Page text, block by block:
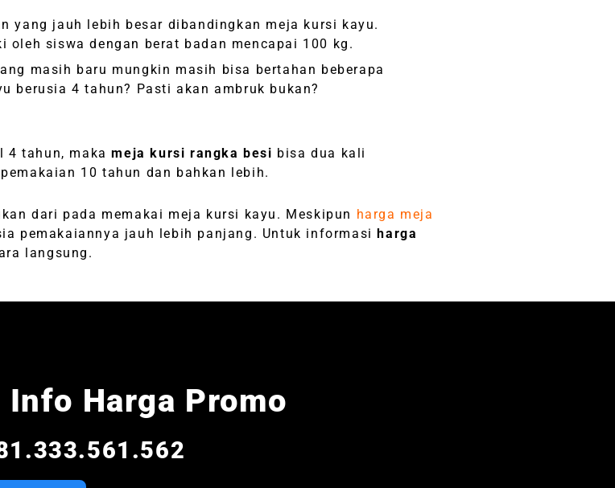
yang jauh lebih besar dibandingkan meja kursi kayu.
siswa dengan berat badan mencapai 100 kg.
masih baru mungkin masih bisa bertahan beberapa
berusia 4 tahun? Pasti akan ambruk bukan?
4 tahun, makameja kursi rangka besi bisa dua kali
10 tahun dan bahkan lebih.
dari pada memakai meja kursi kayu. Meskipun harga meja
pemakaiannya jauh lebih panjang. Untuk informasiharga
langsung.
Harga Promo